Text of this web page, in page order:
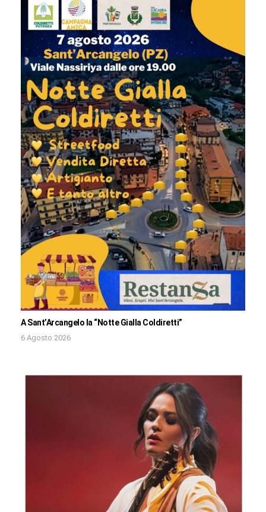
A Sant’Arcangelo la “Notte Gialla Coldiretti”
6 Agosto 2026